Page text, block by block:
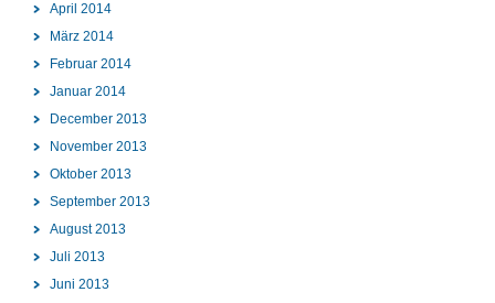
April 2014
März 2014
Februar 2014
Januar 2014
December 2013
November 2013
Oktober 2013
September 2013
August 2013
Juli 2013
Juni 2013